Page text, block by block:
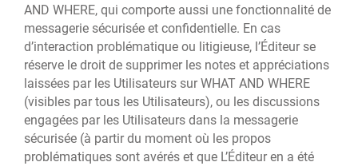
AND WHERE, qui comporte aussi une fonctionnalité de
messagerie sécurisée et confidentielle. En cas
d’interaction problématique ou litigieuse, l’Éditeur se
réserve le droit de supprimer les notes et appréciations
laissées par les Utilisateurs sur WHAT AND WHERE
(visibles par tous les Utilisateurs), ou les discussions
engagées par les Utilisateurs dans la messagerie
sécurisée (à partir du moment où les propos
problématiques sont avérés et que L’Éditeur en a été